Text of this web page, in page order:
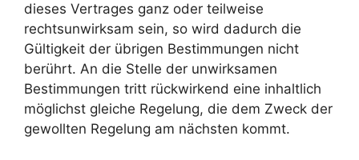
dieses Vertrages ganz oder teilweise
rechtsunwirksam sein, so wird dadurch die
Gültigkeit der übrigen Bestimmungen nicht
berührt. An die Stelle der unwirksamen
Bestimmungen tritt rückwirkend eine inhaltlich
möglichst gleiche Regelung, die dem Zweck der
gewollten Regelung am nächsten kommt.